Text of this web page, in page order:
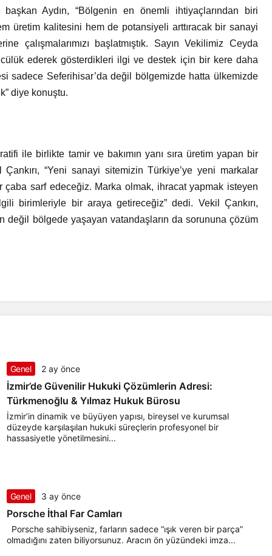
Aydın, “Bölgenin en önemli ihtiyaçlarından biri
üretim kalitesini hem de potansiyeli arttıracak bir sanayi
çalışmalarımızı başlatmıştık. Sayın Vekilimiz Ceyda
ederek gösterdikleri ilgi ve destek için bir kere daha
sadece Seferihisar’da değil bölgemizde hatta ülkemizde
diye konuştu.
ile birlikte tamir ve bakımın yanı sıra üretim yapan bir
“Yeni sanayi sitemizin Türkiye’ye yeni markalar
sarf edeceğiz. Marka olmak, ihracat yapmak isteyen
birimleriyle bir araya getireceğiz” dedi. Vekil Çankırı,
değil bölgede yaşayan vatandaşların da sorununa çözüm
Genel 2 ay önce
İzmir’de Güvenilir Hukuki Çözümlerin Adresi:
Türkmenoğlu & Yılmaz Hukuk Bürosu
İzmir’in dinamik ve büyüyen yapısı, bireysel ve kurumsal
düzeyde karşılaşılan hukuki süreçlerin profesyonel bir
hassasiyetle yönetilmesini...
Genel 3 ay önce
Porsche İthal Far Camları
Porsche sahibiyseniz, farların sadece “ışık veren bir parça”
olmadığını zaten biliyorsunuz. Aracın ön yüzündeki imza...